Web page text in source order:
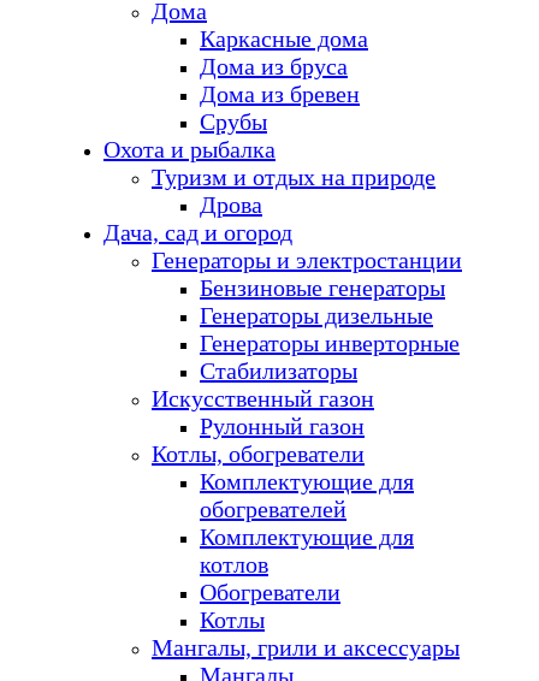
Дома
Каркасные дома
Дома из бруса
Дома из бревен
Срубы
Охота и рыбалка
Туризм и отдых на природе
Дрова
Дача, сад и огород
Генераторы и электростанции
Бензиновые генераторы
Генераторы дизельные
Генераторы инверторные
Стабилизаторы
Искусственный газон
Рулонный газон
Котлы, обогреватели
Комплектующие для
обогревателей
Комплектующие для
котлов
Обогреватели
Котлы
Мангалы, грили и аксессуары
Мангалы